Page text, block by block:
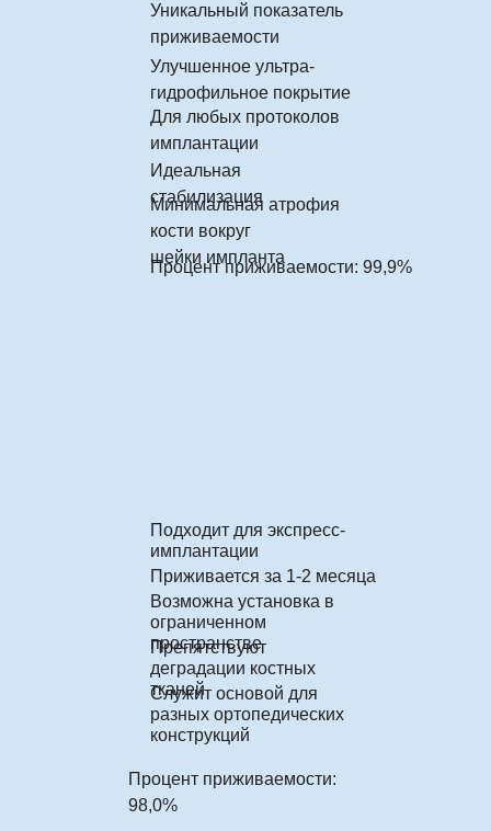
Уникальный показатель
приживаемости
Улучшенное ультра-
гидрофильное покрытие
Для любых протоколов
имплантации
Идеальная
стабилизация
Минимальная атрофия
кости вокруг
шейки импланта
Процент приживаемости: 99,9%
Препятствуют
деградации костных
тканей
Приживается за 1-2 месяца
Подходит для экспресс-
имплантации
Возможна установка в
ограниченном
пространстве
Служит основой для
разных ортопедических
конструкций
Процент приживаемости:
98,0%